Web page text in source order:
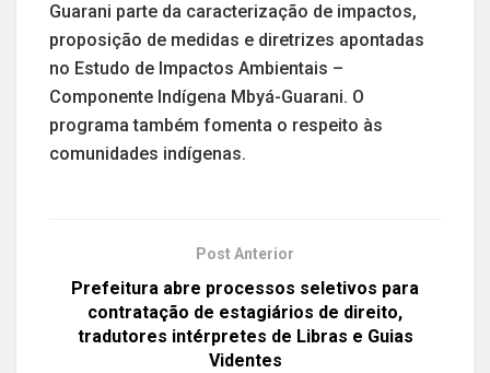
Guarani parte da caracterização de impactos,
proposição de medidas e diretrizes apontadas
no Estudo de Impactos Ambientais –
Componente Indígena Mbyá-Guarani. O
programa também fomenta o respeito às
comunidades indígenas.
Post Anterior
Prefeitura abre processos seletivos para
contratação de estagiários de direito,
tradutores intérpretes de Libras e Guias
Videntes